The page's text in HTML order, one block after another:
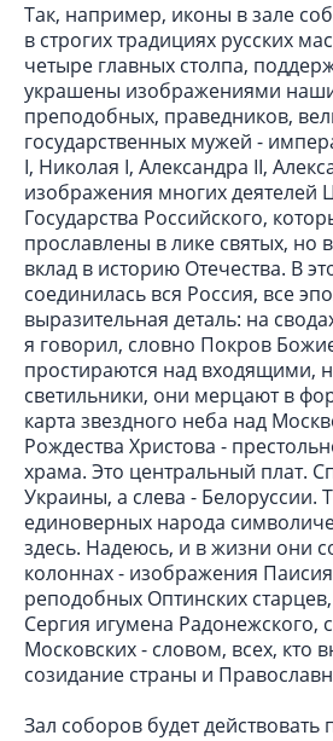
Так, например, иконы в зале
в строгих традициях русских
четыре главных столпа,
украшены изображениями
преподобных, праведников,
государственных мужей -
I, Николая I, Александра II,
изображения многих деятелей
Государства Российского,
прославлены в лике святых, но
вклад в историю Отечества. В
соединилась вся Россия, все
выразительная деталь: на
я говорил, словно Покров
простираются над входящими,
светильники, они мерцают в
карта звездного неба над
Рождества Христова -
храма. Это центральный плат.
Украины, а слева - Белоруссии.
единоверных народа
здесь. Надеюсь, и в жизни они
колоннах - изображения
реподобных Оптинских
Сергия игумена Радонежского,
Московских - словом, всех, кто
созидание страны и
Зал соборов будет